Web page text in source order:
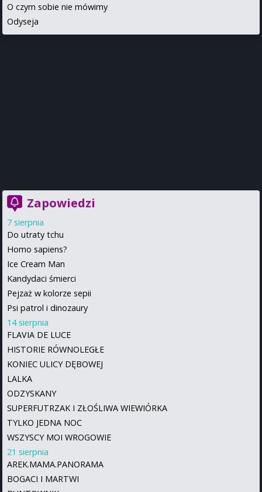
O czym sobie nie mówimy
Odyseja
Zapowiedzi
7 sierpnia
Do utraty tchu
Homo sapiens?
Ice Cream Man
Kandydaci śmierci
Pejzaż w kolorze sepii
Psi patrol i dinozaury
14 sierpnia
FLAVIA DE LUCE
HISTORIE RÓWNOLEGŁE
KONIEC ULICY DĘBOWEJ
LALKA
ODZYSKANY
SUPERFUTRZAK I ZŁOŚLIWA WIEWIÓRKA
TYLKO JEDNA NOC
WSZYSCY MOI WROGOWIE
21 sierpnia
AREK.MAMA.PANORAMA
BOGACI I MARTWI